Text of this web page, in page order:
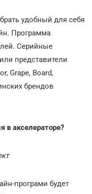
удобный для себя
Программа
Серийные
представители
Grape, Board,
брендов
в акселераторе?
програми будет